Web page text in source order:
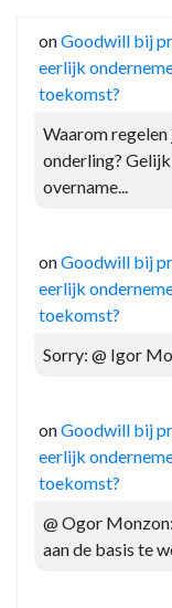
onGoodwill bij
eerlijk
toekomst?
Waarom
onderling?
overname...
onGoodwill bij
eerlijk
toekomst?
Sorry: @ Igor
onGoodwill bij
eerlijk
toekomst?
@ Ogor
aan de basis te